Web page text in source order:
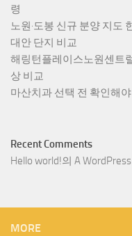
령
노원·도봉 신규 분양 지도
대안 단지 비교
해링턴플레이스노원센트
상 비교
마산치과 선택 전 확인해야
Recent Comments
Hello world!의 A
MORE